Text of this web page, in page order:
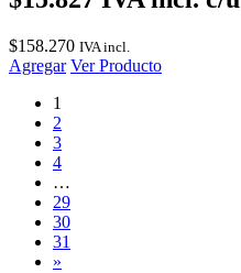
$158.270 IVA incl.
Agregar Ver Producto
1
2
3
4
…
29
30
31
»